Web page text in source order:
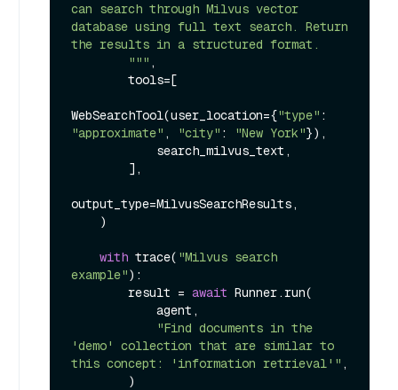
can search through Milvus vector
database using full text search. Return
the results in a structured format.
        """
,
WebSearchTool(user_location={"type"
"approximate" , "city" : "New York"}),
output_type=MilvusSearchResults,
with trace( "Milvus search
example"):
        result =
await Runner.run(
"Find documents in the
'demo' collection that are similar to
this concept: 'information retrieval'" ,